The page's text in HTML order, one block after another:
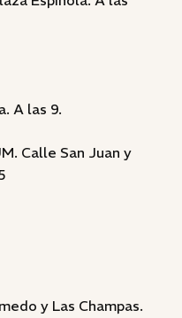
A las 9.
Calle San Juan y
y Las Champas.